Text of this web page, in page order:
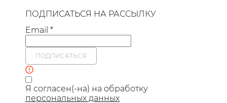
ПОДПИСАТЬСЯ НА РАССЫЛКУ
Email *
ПОДПИСАТЬСЯ
Я согласен(-на) на обработку
персональных данных